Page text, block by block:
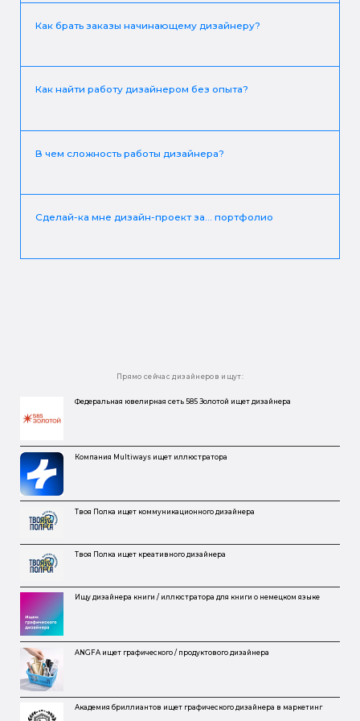
Как брать заказы начинающему дизайнеру?
Как найти работу дизайнером без опыта?
В чем сложность работы дизайнера?
Сделай-ка мне дизайн-проект за... портфолио
Прямо сейчас дизайнеров ищут:
Федеральная ювелирная сеть 585 Золотой ищет дизайнера
Компания Multiways ищет иллюстратора
Твоя Полка ищет коммуникационного дизайнера
Твоя Полка ищет креативного дизайнера
Ищу дизайнера книги / иллюстратора для книги о немецком языке
ANGFA ищет графического / продуктового дизайнера
Академия бриллиантов ищет графического дизайнера в маркетинг